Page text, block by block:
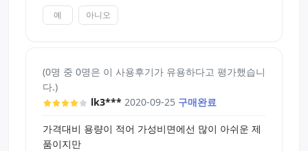
예 아니오
(0명 중 0명은 이 사용후기가 유용하다고 평가했습니
다.)
lk3*** 2020-09-25 구매완료
가격대비 용량이 적어 가성비면에선 많이 아쉬운 제
품이지만